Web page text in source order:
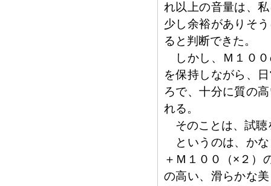
れ以上の音量は、
少し余裕がありそ
ると判断できた。
しかし、Ｍ１００
を保持しながら、
ろで、十分に質の
れる。
そのことは、試聴
というのは、かな
＋Ｍ１００（×２）
の高い、滑らかな